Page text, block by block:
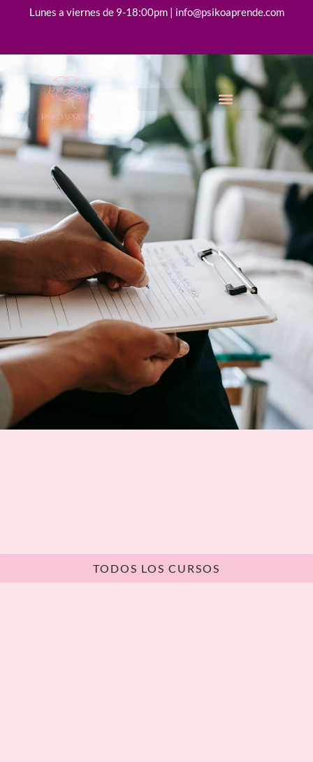
Lunes a viernes de 9-18:00pm | info@psikoaprende.com
TODOS LOS CURSOS